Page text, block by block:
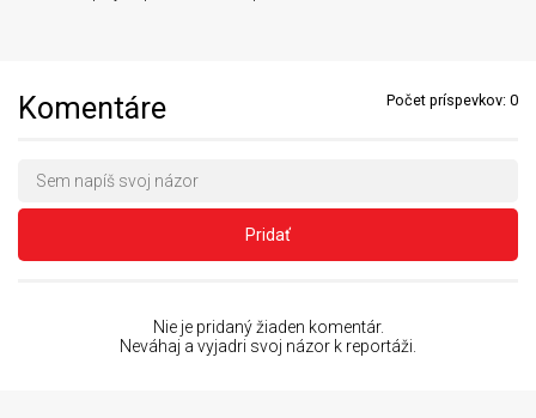
Komentáre Počet príspevkov: 0
Pridať
Nie je pridaný žiaden komentár.
Neváhaj a vyjadri svoj názor k reportáži.